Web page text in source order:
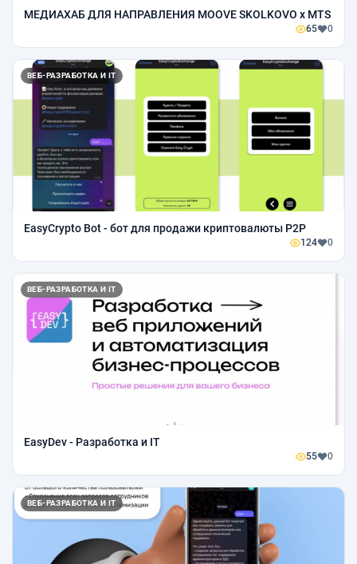
МЕДИАХАБ ДЛЯ НАПРАВЛЕНИЯ MOOVE SKOLKOVO x MTS
65 0
ВЕБ-РАЗРАБОТКА И IT
EasyCrypto Bot - бот для продажи криптовалюты P2P
124 0
ВЕБ-РАЗРАБОТКА И IT
EasyDev - Разработка и IT
55 0
ВЕБ-РАЗРАБОТКА И IT